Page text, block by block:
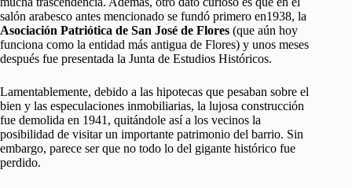
salón arabesco antes mencionado se fundó primero en1938, la
Asociación Patriótica de San José de Flores (que aún hoy
funciona como la entidad más antigua de Flores) y unos meses
después fue presentada la Junta de Estudios Históricos.
Lamentablemente, debido a las hipotecas que pesaban sobre el
bien y las especulaciones inmobiliarias, la lujosa construcción
fue demolida en 1941, quitándole así a los vecinos la
posibilidad de visitar un importante patrimonio del barrio. Sin
embargo, parece ser que no todo lo del gigante histórico fue
perdido.